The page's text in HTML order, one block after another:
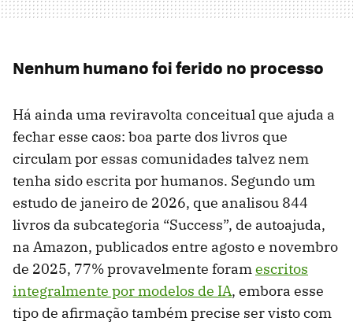
Nenhum humano foi ferido no processo
Há ainda uma reviravolta conceitual que ajuda a
fechar esse caos: boa parte dos livros que
circulam por essas comunidades talvez nem
tenha sido escrita por humanos. Segundo um
estudo de janeiro de 2026, que analisou 844
livros da subcategoria “Success”, de autoajuda,
na Amazon, publicados entre agosto e novembro
de 2025, 77% provavelmente foramescritos
integralmente por modelos de IA, embora esse
tipo de afirmação também precise ser visto com